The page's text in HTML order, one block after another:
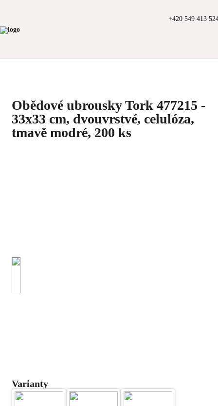
+420 549 413
Obědové ubrousky Tork 477215 -
33x33 cm, dvouvrstvé, celulóza,
tmavě modré, 200 ks
Varianty